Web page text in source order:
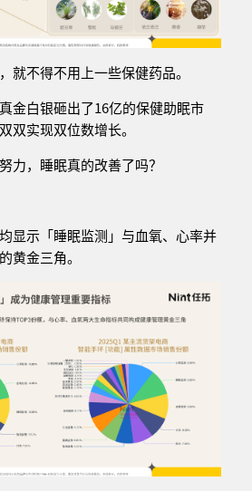
就不得不用上一些保健药品。
金白银砸出了16亿的保健助眠市
双实现双位数增长。
力，睡眠真的改善了吗？
显示「睡眠监测」与血氧、心率并
黄金三角。